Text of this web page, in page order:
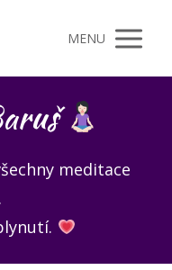
MENU
meditace